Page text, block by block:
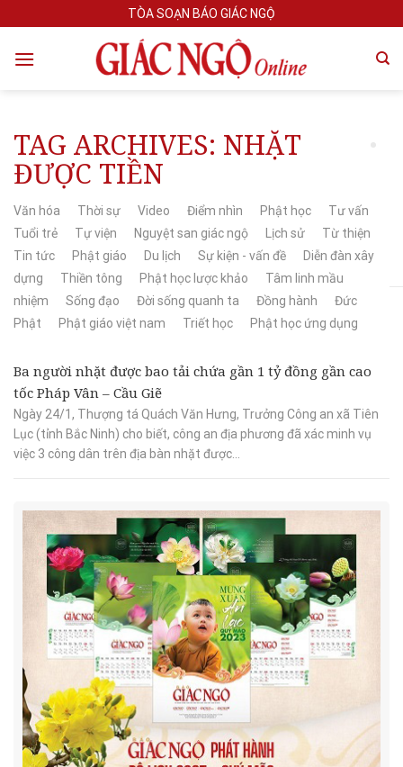
to
content
TÒA SOẠN BÁO GIÁC NGỘ
TAG ARCHIVES: NHẶT
ĐƯỢC TIỀN
Văn hóa Thời sự Video Điểm nhìn Phật học
Tư vấn
Tuổi trẻ
Tự viện Nguyệt san giác ngộ Lịch sử
Từ thiện
Tin tức
Phật giáo Du lịch Sự kiện - vấn đề
Diễn đàn xây
dựng
Thiền tông Phật học lược khảo
Tâm linh mầu
nhiệm
Sống đạo Đời sống quanh ta Đồng hành
Đức
Phật
Phật giáo việt nam Triết học Phật học ứng dụng
Ba người nhặt được bao tải chứa gần 1 tỷ đồng gần cao
tốc Pháp Vân – Cầu Giẽ
Ngày 24/1, Thượng tá Quách Văn Hưng, Trưởng Công an xã Tiên
Lục (tỉnh Bắc Ninh) cho biết, công an địa phương đã xác minh vụ
việc 3 công dân trên địa bàn nhặt được...